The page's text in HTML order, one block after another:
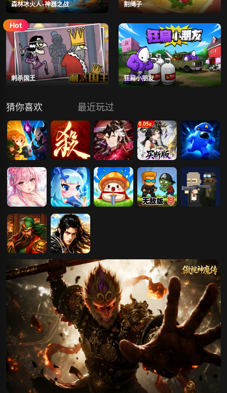
森林冰火人-神器之战 割绳子
刺杀国王 狂扁小朋友
猜你喜欢 最近玩过
点杀英雄
三国杀一将成
名
微微三国（0.
05折打金版）
三国大英雄
（0.05折买断
版）
猛鬼太空杀
挑斗三国 怼怼梦三国
三国战纪 天尊传奇